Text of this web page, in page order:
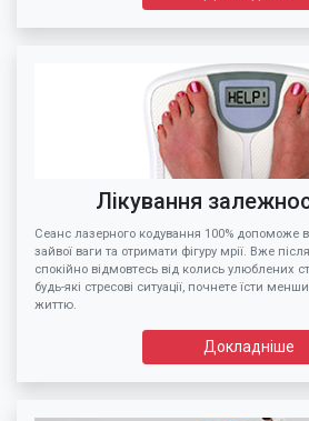
Лікування
Сеанс лазерного кодування 100% допоможе
зайвої ваги та отримати фігуру мрії. Вже
спокійно відмовтесь від колись улюблених
будь-які стресові ситуації, почнете їсти
життю.
Докладніше